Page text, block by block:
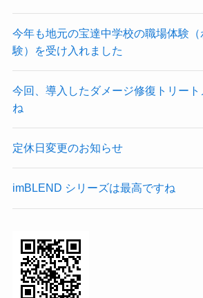
今年も地元の宝達中学校の職場体験
験）を受け入れました
今回、導入したダメージ修復トリー
ね
定休日変更のお知らせ
imBLEND シリーズは最高ですね